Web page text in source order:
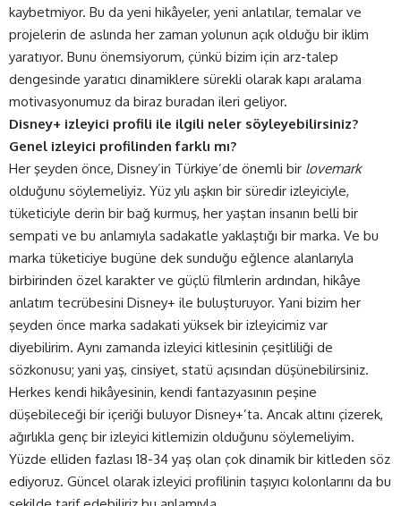
kaybetmiyor. Bu da yeni hikâyeler, yeni anlatılar, temalar ve
projelerin de aslında her zaman yolunun açık olduğu bir iklim
yaratıyor. Bunu önemsiyorum, çünkü bizim için arz-talep
dengesinde yaratıcı dinamiklere sürekli olarak kapı aralama
motivasyonumuz da biraz buradan ileri geliyor.
Disney+ izleyici profili ile ilgili neler söyleyebilirsiniz?
Genel izleyici profilinden farklı mı?
Her şeyden önce, Disney’in Türkiye’de önemli bir lovemark
olduğunu söylemeliyiz. Yüz yılı aşkın bir süredir izleyiciyle,
tüketiciyle derin bir bağ kurmuş, her yaştan insanın belli bir
sempati ve bu anlamıyla sadakatle yaklaştığı bir marka. Ve bu
marka tüketiciye bugüne dek sunduğu eğlence alanlarıyla
birbirinden özel karakter ve güçlü filmlerin ardından, hikâye
anlatım tecrübesini Disney+ ile buluşturuyor. Yani bizim her
şeyden önce marka sadakati yüksek bir izleyicimiz var
diyebilirim. Aynı zamanda izleyici kitlesinin çeşitliliği de
sözkonusu; yani yaş, cinsiyet, statü açısından düşünebilirsiniz.
Herkes kendi hikâyesinin, kendi fantazyasının peşine
düşebileceği bir içeriği buluyor Disney+’ta. Ancak altını çizerek,
ağırlıkla genç bir izleyici kitlemizin olduğunu söylemeliyim.
Yüzde elliden fazlası 18-34 yaş olan çok dinamik bir kitleden söz
ediyoruz. Güncel olarak izleyici profilinin taşıyıcı kolonlarını da bu